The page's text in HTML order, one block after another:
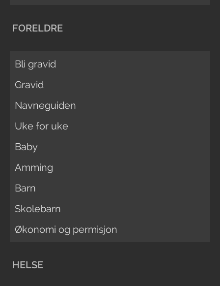
FORELDRE
Bli gravid
Gravid
Navneguiden
Uke for uke
Baby
Amming
Barn
Skolebarn
Økonomi og permisjon
HELSE